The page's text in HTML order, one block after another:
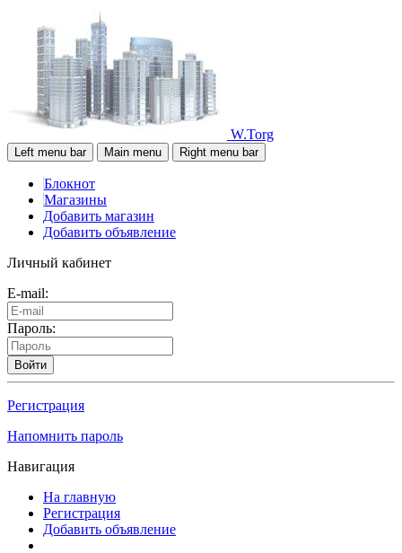
W.Torg
Left menu bar Main menu Right menu bar
Блокнот
Магазины
Добавить магазин
Добавить объявление
Личный кабинет
E-mail:
Пароль:
Войти
Регистрация
Напомнить пароль
Навигация
На главную
Регистрация
Добавить объявление